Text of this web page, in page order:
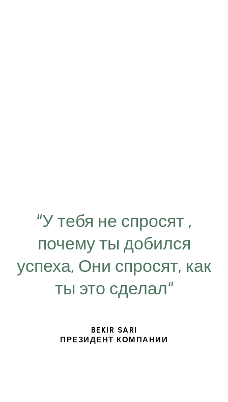
“У тебя не спросят ,
почему ты добился
успеха, Они спросят, как
ты это сделал“
BEKIR SARI
ПРЕЗИДЕНТ КОМПАНИИ